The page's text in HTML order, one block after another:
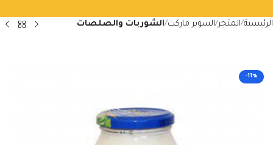
الرئيسية المتجر السوبر ماركت الشوربات والصلصات
-11%